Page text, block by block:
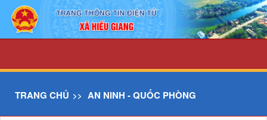
Chi tiết tin - UBND xã Hiếu Giang
TRANG CHỦ AN NINH - QUỐC PHÒNG